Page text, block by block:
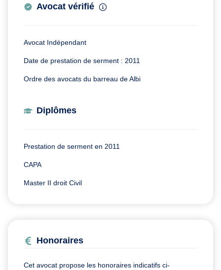
Avocat vérifié
Avocat Indépendant
Date de prestation de serment : 2011
Ordre des avocats du barreau de Albi
Diplômes
Prestation de serment en 2011
CAPA
Master II droit Civil
Honoraires
Cet avocat propose les honoraires indicatifs ci-